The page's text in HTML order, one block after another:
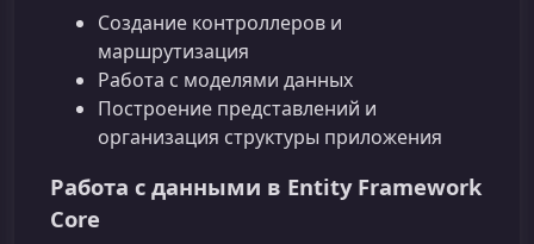
Создание контроллеров и
маршрутизация
Работа с моделями данных
Построение представлений и
организация структуры приложения
Работа с данными в Entity Framework
Core